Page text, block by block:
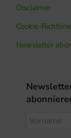
Disclaimer
Cookie-
Newsletter